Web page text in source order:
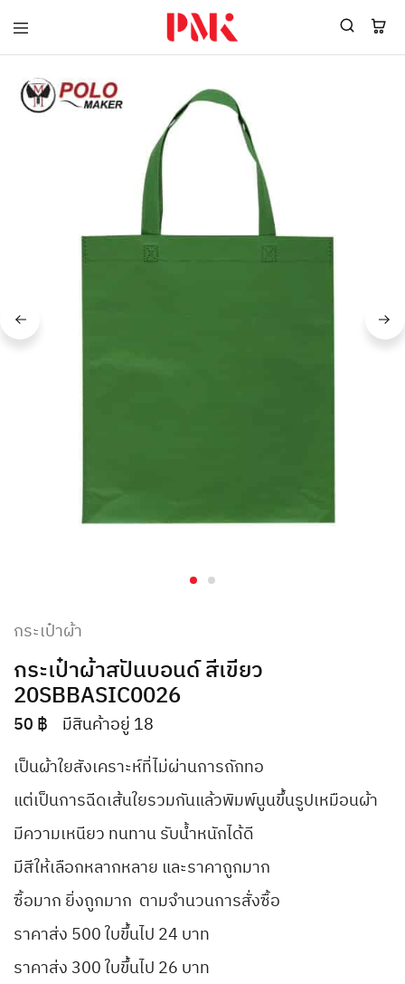
PMK
ผู้
ผลิต
สินค้า
แบรนด์
โปโล
ยูนิฟอร์ม
พร้อม
โลโก้
ผู้
เสื้อ
โปโล
ยูนิฟอร์ม
มาตรฐาน
ISO9001
อุตสาหกรรม
เขียว
ระดับ
กระเป๋าผ้า
กระเป๋าผ้าสปันบอนด์ สีเขียว
20SBBASIC0026
50 ฿ มีสินค้าอยู่ 18
เป็นผ้าใยสังเคราะห์ที่ไม่ผ่านการถักทอ
แต่เป็นการฉีดเส้นใยรวมกันแล้วพิมพ์นูนขึ้นรูปเหมือนผ้า
มีความเหนียว ทนทาน รับน้ำหนักได้ดี
มีสีให้เลือกหลากหลาย และราคาถูกมาก
ซื้อมาก ยิ่งถูกมาก ตามจำนวนการสั่งซื้อ
ราคาส่ง 500 ใบขึ้นไป 24 บาท
ราคาส่ง 300 ใบขึ้นไป 26 บาท